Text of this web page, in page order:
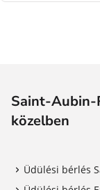
Saint-Aubin-
közelben
Üdülési bérlés